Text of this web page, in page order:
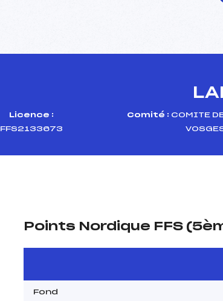
Licence :
FFS2133673
Comité : COMITE
Points Nordique FFS
Fond